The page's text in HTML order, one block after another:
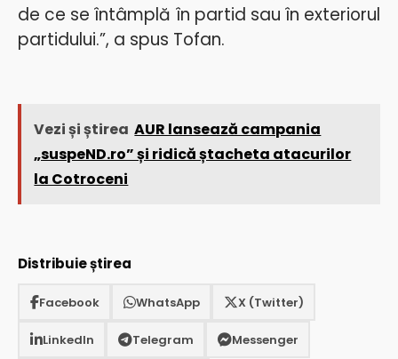
de ce se întâmplă în partid sau în exteriorul
partidului.”, a spus Tofan.
Vezi și știrea AUR lansează campania
„suspeND.ro” și ridică ștacheta atacurilor
la Cotroceni
Distribuie știrea
Facebook WhatsApp X (Twitter)
LinkedIn Telegram Messenger